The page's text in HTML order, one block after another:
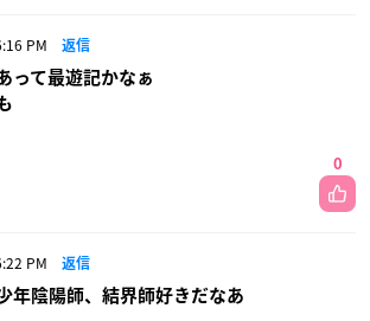
PM 返信
って最遊記かなぁ
0
PM 返信
年陰陽師、結界師好きだなあ